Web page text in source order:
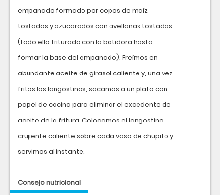
empanado formado por copos de maíz
tostados y azucarados con avellanas tostadas
(todo ello triturado con la batidora hasta
formar la base del empanado). Freímos en
abundante aceite de girasol caliente y, una vez
fritos los langostinos, sacamos a un plato con
papel de cocina para eliminar el excedente de
aceite de la fritura. Colocamos el langostino
crujiente caliente sobre cada vaso de chupito y
servimos al instante.
Consejo nutricional